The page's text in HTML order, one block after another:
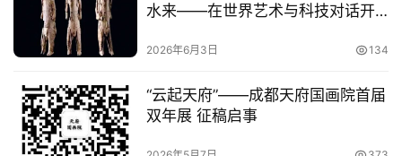
水来——在世界艺术与科技对话开
2026年6月3日 134
“云起天府”——成都天府国画院首届
双年展 征稿启事